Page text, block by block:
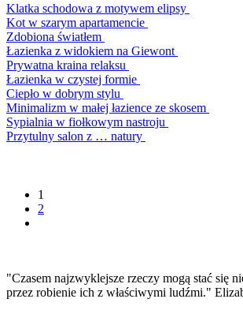
Klatka schodowa z motywem elipsy
Kot w szarym apartamencie
Zdobiona światłem
Łazienka z widokiem na Giewont
Prywatna kraina relaksu
Łazienka w czystej formie
Ciepło w dobrym stylu
Minimalizm w małej łazience ze skosem
Sypialnia w fiołkowym nastroju
Przytulny salon z … natury
1
2
"Czasem najzwyklejsze rzeczy mogą stać się
przez robienie ich z właściwymi ludźmi."